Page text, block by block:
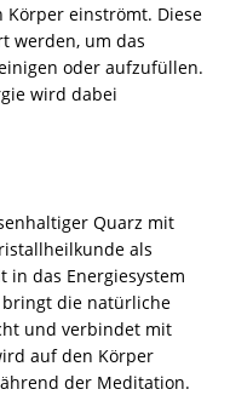
Körper einströmt. Diese
werden, um das
oder aufzufüllen.
wird dabei
Quarz mit
als
in das Energiesystem
die natürliche
und verbindet mit
auf den Körper
der Meditation.